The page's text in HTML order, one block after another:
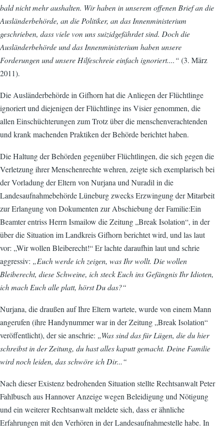
bald nicht mehr aushalten. Wir haben in unserem offenen Brief an die
Ausländerbehörde, an die Politiker, an das Innenministerium
geschrieben, dass viele von uns suizidgefährdet sind. Doch die
Ausländerbehörde und das Innenministerium haben unsere
Forderungen und unsere Hilfeschreie einfach ignoriert....“ (3. März
2011).
Die Ausländerbehörde in Gifhorn hat die Anliegen der Flüchtlinge
ignoriert und diejenigen der Flüchtlinge ins Visier genommen, die
allen Einschüchterungen zum Trotz über die menschenverachtenden
und krank machenden Praktiken der Behörde berichtet haben.
Die Haltung der Behörden gegenüber Flüchtlingen, die sich gegen die
Verletzung ihrer Menschenrechte wehren, zeigte sich exemplarisch bei
der Vorladung der Eltern von Nurjana und Nuradil in die
Landesaufnahmebehörde Lüneburg zwecks Erzwingung der Mitarbeit
zur Erlangung von Dokumenten zur Abschiebung der Familie:Ein
Beamter entriss Herrn Ismailow die Zeitung „Break Isolation“, in der
über die Situation im Landkreis Gifhorn berichtet wird, und las laut
vor: „Wir wollen Bleiberecht!“ Er lachte daraufhin laut und schrie
aggressiv: „Euch werde ich zeigen, was Ihr wollt. Die wollen
Bleiberecht, diese Schweine, ich steck Euch ins Gefängnis Ihr Idioten,
ich mach Euch alle platt, hörst Du das?“
Nurjana, die draußen auf Ihre Eltern wartete, wurde von einem Mann
angerufen (ihre Handynummer war in der Zeitung „Break Isolation“
veröffentlicht), der sie anschrie: „Was sind das für Lügen, die du hier
schreibst in der Zeitung, du hast alles kaputt gemacht. Deine Familie
wird noch leiden, das schwöre ich Dir...“
Nach dieser Existenz bedrohenden Situation stellte Rechtsanwalt Peter
Fahlbusch aus Hannover Anzeige wegen Beleidigung und Nötigung
und ein weiterer Rechtsanwalt meldete sich, dass er ähnliche
Erfahrungen mit den Verhören in der Landesaufnahmestelle habe. In